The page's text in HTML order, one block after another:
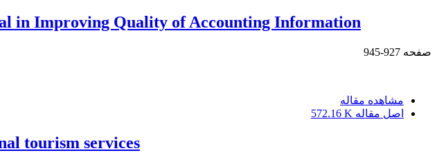
in Improving Quality of Accounting Information
صفحه 927-945
مشاهده مقاله
اصل مقاله 572.16 K
tourism services